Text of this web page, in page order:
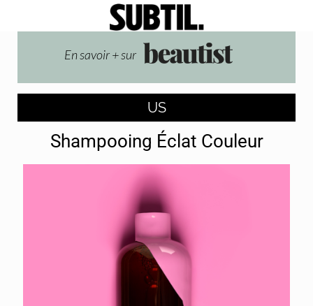
En savoir + sur
US
Shampooing Éclat Couleur